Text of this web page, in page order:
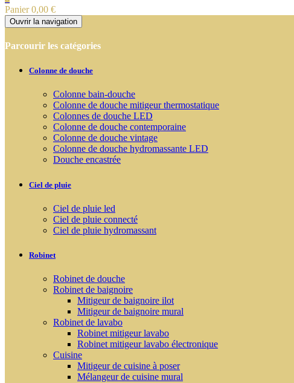
Panier0,00 €
Ouvrir la navigation
Parcourir les catégories
Colonne de douche
Colonne bain-douche
Colonne de douche mitigeur thermostatique
Colonnes de douche LED
Colonne de douche contemporaine
Colonne de douche vintage
Colonne de douche hydromassante LED
Douche encastrée
Ciel de pluie
Ciel de pluie led
Ciel de pluie connecté
Ciel de pluie hydromassant
Robinet
Robinet de douche
Robinet de baignoire
Mitigeur de baignoire ilot
Mitigeur de baignoire mural
Robinet de lavabo
Robinet mitigeur lavabo
Robinet mitigeur lavabo électronique
Cuisine
Mitigeur de cuisine à poser
Mélangeur de cuisine mural